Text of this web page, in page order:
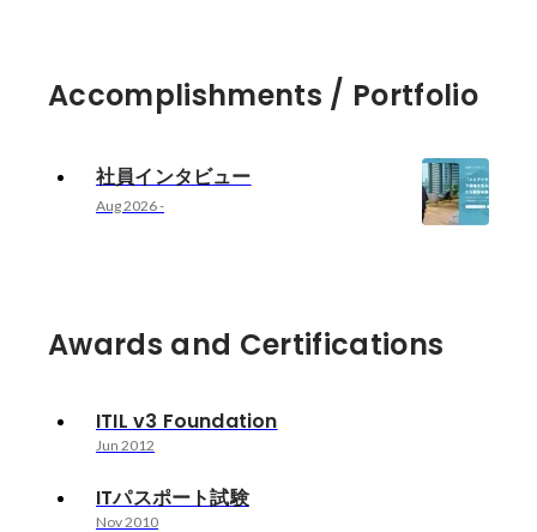
Accomplishments / Portfolio
社員インタビュー
Aug 2026-
Awards and Certifications
ITIL v3 Foundation
Jun 2012
ITパスポート試験
Nov 2010